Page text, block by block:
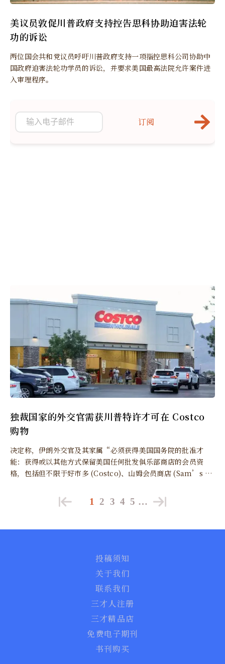
美议员敦促川普政府支持控告思科协助迫害法轮
功的诉讼
两位国会共和党议员呼吁川普政府支持一项指控思科公司协助中
国政府迫害法轮功学员的诉讼，并要求美国最高法院允许案件进
入审理程序。
独裁国家的外交官需获川普特许才可在 Costco
购物
决定称，伊朗外交官及其家属“必须获得美国国务院的批准才
能：获得或以其他方式保留美国任何批发俱乐部商店的会员资
格，包括但不限于好市多 (Costco)、山姆会员商店 (Sam’s Cl
商店购买商品。”
订阅
1 2 3 4 5 …
投稿须知
关于我们
联系我们
三才人注册
三才精品店
免费电子期刊
书刊购买